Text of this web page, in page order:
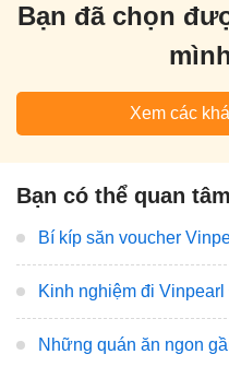
Bạn đã chọn
Xem các
Bạn có thể quan tâm
Bí kíp săn voucher
Kinh nghiệm đi
Những quán ăn ngon